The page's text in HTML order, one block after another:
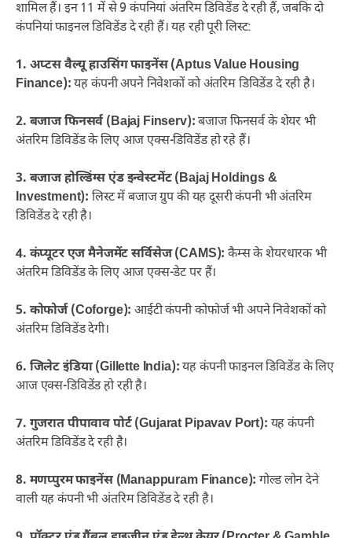
शामिल हैं। इन 11 में से 9 कंपनियां अंतरिम डिविडेंड दे रही हैं, जबकि दो
कंपनियां फाइनल डिविडेंड दे रही हैं। यह रही पूरी लिस्ट:
1. अप्टस वैल्यू हाउसिंग फाइनेंस (Aptus Value Housing
Finance):यह कंपनी अपने निवेशकों को अंतरिम डिविडेंड दे रही है।
2. बजाज फिनसर्व (Bajaj Finserv):बजाज फिनसर्व के शेयर भी
अंतरिम डिविडेंड के लिए आज एक्स-डिविडेंड हो रहे हैं।
3. बजाज होल्डिंग्स एंड इन्वेस्टमेंट (Bajaj Holdings &
Investment): लिस्ट में बजाज ग्रुप की यह दूसरी कंपनी भी अंतरिम
डिविडेंड दे रही है।
4. कंप्यूटर एज मैनेजमेंट सर्विसेज (CAMS): कैम्स के शेयरधारक भी
अंतरिम डिविडेंड के लिए आज एक्स-डेट पर हैं।
5. कोफोर्ज (Coforge): आईटी कंपनी कोफोर्ज भी अपने निवेशकों को
अंतरिम डिविडेंड देगी।
6. जिलेट इंडिया (Gillette India):यह कंपनी फाइनल डिविडेंड के लिए
आज एक्स-डिविडेंड हो रही है।
7. गुजरात पीपावाव पोर्ट (Gujarat Pipavav Port): यह कंपनी
अंतरिम डिविडेंड दे रही है।
8. मणप्पुरम फाइनेंस (Manappuram Finance): गोल्ड लोन देने
वाली यह कंपनी भी अंतरिम डिविडेंड दे रही है।